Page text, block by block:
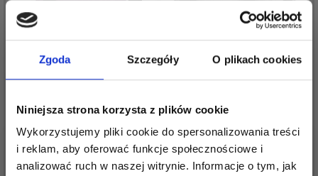
Zgoda Szczegóły O plikach cookies
Niniejsza strona korzysta z plików cookie
Wykorzystujemy pliki cookie do spersonalizowania treści
i reklam, aby oferować funkcje społecznościowe i
analizować ruch w naszej witrynie. Informacje o tym, jak
DZIERGANA TORBA
OKRĄGŁA FIOLETOWA
TORBA DZIEWIARSKA
PROSTOKĄTNA, DUŻA